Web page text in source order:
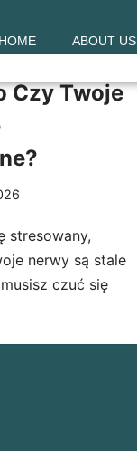
HOME ABOUT US
Czy Twoje
stresowany,
nerwy są stale
czuć się